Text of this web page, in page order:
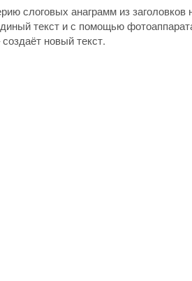
слоговых анаграмм из
текст и с помощью
новый текст.